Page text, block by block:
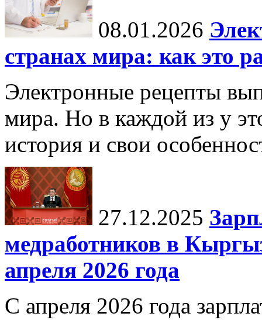
08.01.2026
странах мира: как это
Электронные рецепты
мира. Но в каждой из у
история и свои
27.12.2025
медработников в
апреля 2026 года
С апреля 2026 года